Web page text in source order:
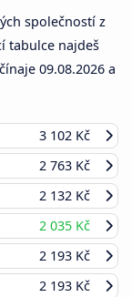
společností z
tabulce najdeš
09.08.2026 a
3 102 Kč
2 763 Kč
2 132 Kč
2 035 Kč
2 193 Kč
2 193 Kč